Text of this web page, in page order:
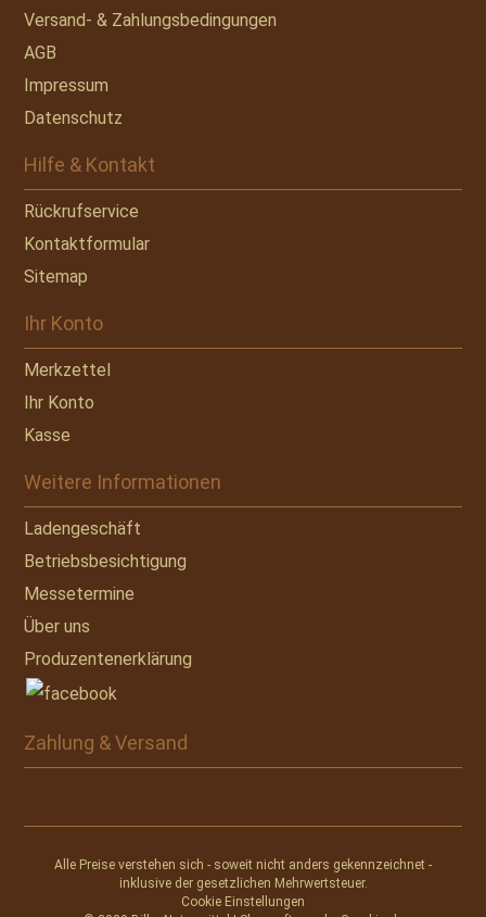
Versand- & Zahlungsbedingungen
AGB
Impressum
Datenschutz
Hilfe & Kontakt
Rückrufservice
Kontaktformular
Sitemap
Ihr Konto
Merkzettel
Ihr Konto
Kasse
Weitere Informationen
Ladengeschäft
Betriebsbesichtigung
Messetermine
Über uns
Produzentenerklärung
Zahlung & Versand
Alle Preise verstehen sich - soweit nicht anders gekennzeichnet -
inklusive der gesetzlichen Mehrwertsteuer.
Cookie Einstellungen